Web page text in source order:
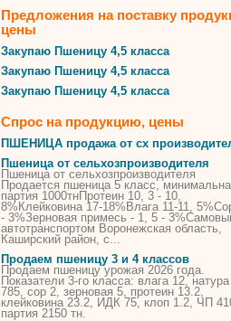
Предложения на поставку
цены
Закупаю Пшеницу 4,5 класса
Закупаю Пшеницу 4,5 класса
Закупаю Пшеницу 4,5 класса
Спрос на продукцию, цены
ПШЕНИЦА продажа от сх
Пшеницаот сельхозпроизводителя
Пшеница от сельхозпроизводителя
Продается пшеница 5 класс,
партия 1000тнПротеин 10, 3 - 10,
8%Клейковина 17-18%Влага 11-11, 5
- 3%Зерновая примесь - 1, 5 -
автотранспортом Воронежская область,
Каширский район, с...
Продаем пшеницу 3 и 4 классов
Продаем пшеницуурожая 2026 года.
Показатели 3-го класса: влага 12, натура
785, сор 2, зерновая 5, протеин 13.2,
клейковина 23.2, ИДК 75, клоп 1.2, ЧП
партия 2150 тн.